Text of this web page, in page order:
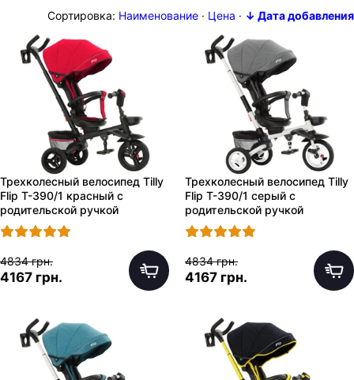
Сортировка: Наименование · Цена · ↓ Дата добавления
Трехколесный велосипед Tilly
Flip T-390/1 красный с
родительской ручкой
4834 грн.
4167 грн.
Трехколесный велосипед Tilly
Flip T-390/1 серый с
родительской ручкой
4834 грн.
4167 грн.